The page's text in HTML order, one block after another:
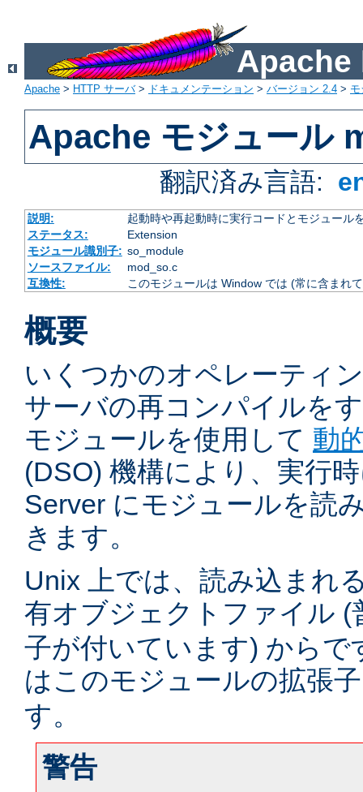
Apache
Apache > HTTP サーバ> ドキュメンテーション > バージョン 2.4 >
Apache モジュール
翻訳済み言語:
説明:
起動時や再起動時に実行コードとモジュール
ステータス:
Extension
モジュール識別子: so_module
ソースファイル:
mod_so.c
互換性:
このモジュールは Window では (常に含まれ
概要
いくつかのオペレーティ
サーバの再コンパイルを
モジュールを使用して 動
(DSO) 機構により、実行
Server にモジュールを読
きます。
Unix 上では、読み込まれ
有オブジェクトファイル
子が付いています) からで
はこのモジュールの拡張
す。
警告